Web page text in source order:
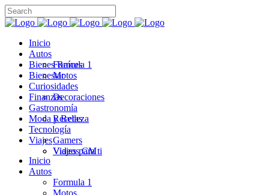
Inicio
Autos
Formula 1
Motos
Bienes Raíces
Bienestar
Curiosidades
Decoraciones
Finanzas
Gastronomía
Recetas
Moda y Belleza
Tecnología
Gamers
Videos CM
Viajes
Viajes para ti
Inicio
Autos
Formula 1
Motos